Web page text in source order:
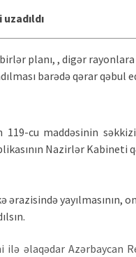
barədə qərar qəbul
119-cu maddəsinin
Nazirlər Kabineti
ərazisində
əlaqədar Azərbaycan